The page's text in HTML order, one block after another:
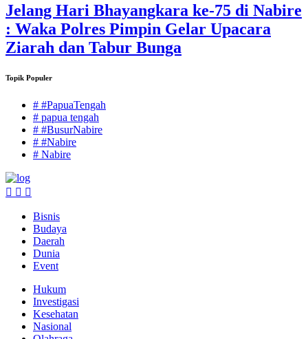
Jelang Hari Bhayangkara ke-75 di Nabire
: Waka Polres Pimpin Gelar Upacara
Ziarah dan Tabur Bunga
Topik Populer
# #PapuaTengah
# papua tengah
# #BusurNabire
# #Nabire
# Nabire
Bisnis
Budaya
Daerah
Dunia
Event
Hukum
Investigasi
Kesehatan
Nasional